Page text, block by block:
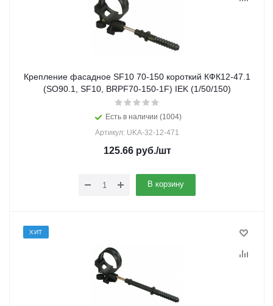
Крепление фасадное SF10 70-150 короткий КФК12-47.1
(SO90.1, SF10, BRPF70-150-1F) IEK (1/50/150)
Есть в наличии (1004)
Артикул: UKA-32-12-471
125.66руб./шт
В корзину
ХИТ